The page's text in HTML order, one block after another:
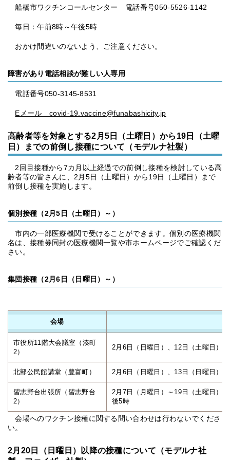
船橋市ワクチンコールセンター 電話番号050-5526-1142
毎日：午前8時～午後5時
おかけ間違いのないよう、ご注意ください。
障害があり電話相談が難しい人専用
電話番号050-3145-8531
Eメール covid-19.vaccine@funabashicity.jp
高齢者等を対象とする2月5日（土曜日）から19日（土曜
日）までの前倒し接種について（モデルナ社製）
2回目接種から7カ月以上経過での前倒し接種を検討している高
齢者等の皆さんに、2月5日（土曜日）から19日（土曜日）まで
前倒し接種を実施します。
個別接種（2月5日（土曜日）～）
市内の一部医療機関で受けることができます。個別の医療機関
名は、接種券同封の医療機関一覧や市ホームページでご確認くだ
さい。
集団接種（2月6日（日曜日）～）
会場
市役所11階大会議室（湊町
2）
2月6日（日曜日）、12日（土曜日）
北部公民館講堂（豊富町） 2月6日（日曜日）、13日（日曜日）
習志野台出張所（習志野台
2）
2月7日（月曜日）～19日（土曜日）
後5時
会場へのワクチン接種に関する問い合わせは行わないでくださ
い。
2月20日（日曜日）以降の接種について（モデルナ社